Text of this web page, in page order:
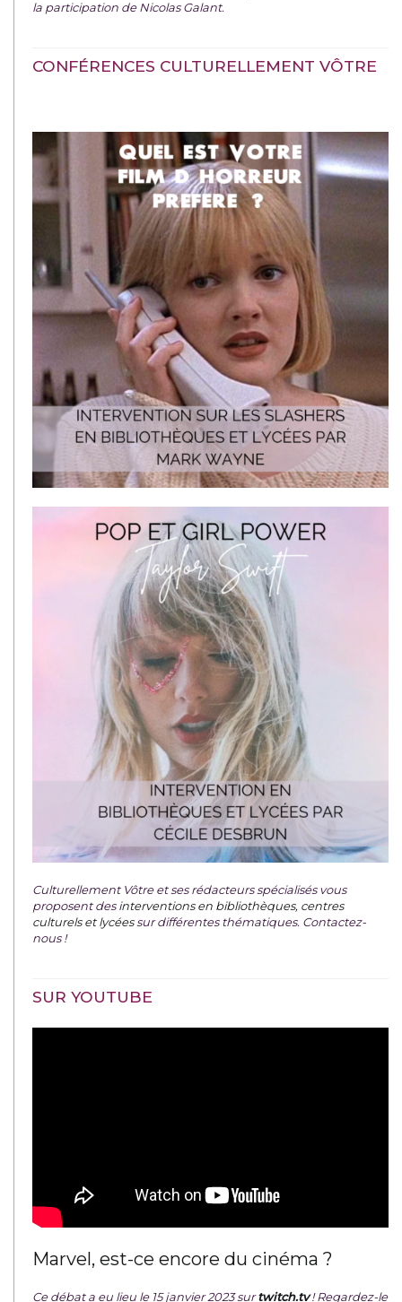
la participation de Nicolas Galant.
CONFÉRENCES CULTURELLEMENT VÔTRE
Culturellement Vôtre et ses rédacteurs spécialisés vous
proposent desinterventions en bibliothèques, centres
culturels et lycéessur différentes thématiques. Contactez-
nous !
SUR YOUTUBE
Marvel, est-ce encore du cinéma ?
Ce débat a eu lieu le 15 janvier 2023 surtwitch.tv ! Regardez-le